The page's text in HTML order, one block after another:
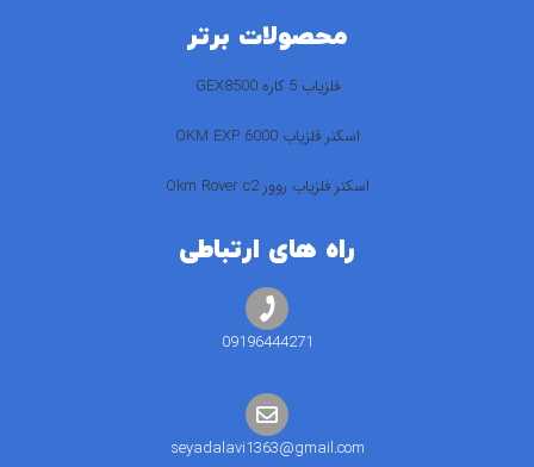
محصولات برتر
فلزیاب 5 کاره GEX8500
اسکنر فلزیاب 6000 OKM EXP
اسکنر فلزیاب روور Okm Rover c2
راه های ارتباطی
09196444271
seyadalavi1363@gmail.com